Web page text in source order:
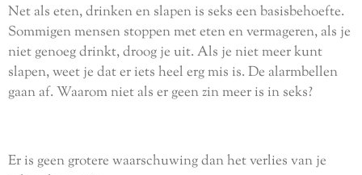
Net als eten, drinken en slapen is seks een basisbehoefte.
Sommigen mensen stoppen met eten en vermageren, als je
niet genoeg drinkt, droog je uit. Als je niet meer kunt
slapen, weet je dat er iets heel erg mis is. De alarmbellen
gaan af. Waarom niet als er geen zin meer is in seks?
Er is geen grotere waarschuwing dan het verlies van je